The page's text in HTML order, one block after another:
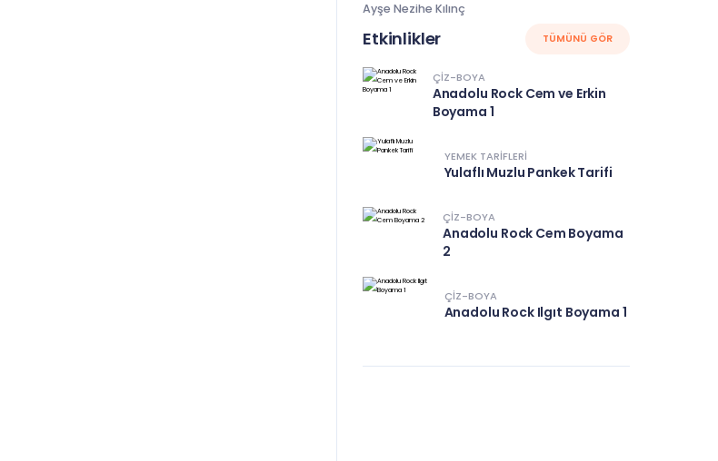
Ayşe Nezihe Kılınç
Etkinlikler TÜMÜNÜ GÖR
ÇIZ-BOYA
Anadolu Rock Cem ve Erkin
Boyama 1
YEMEK TARIFLERI
Yulaflı Muzlu Pankek Tarifi
ÇIZ-BOYA
Anadolu Rock Cem Boyama
2
ÇIZ-BOYA
Anadolu Rock Ilgıt Boyama 1